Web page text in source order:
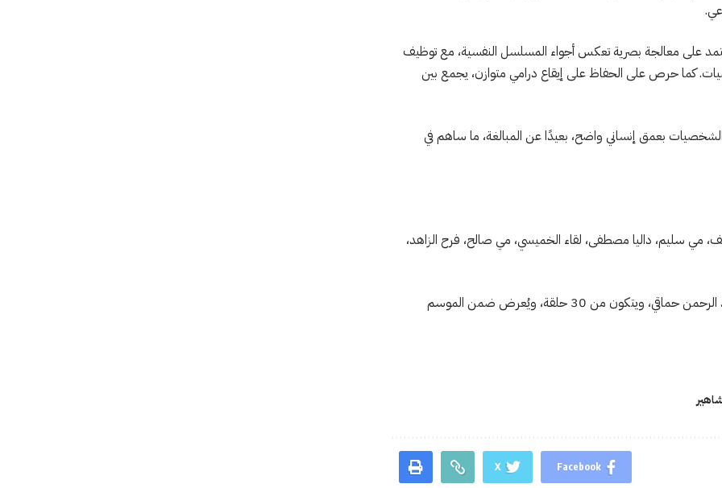
على معالجة بصرية تعكس أجواء المسلسل النفسية، مع توظيف
كما حرص على الحفاظ على إيقاع درامي متوازن، يجمع بين
بعمق إنساني واضح، بعيدًا عن المبالغة، ما ساهم في
مي سليم، داليا مصطفى، لقاء الخميسي، مي صالح، فرح الزاهد،
«روج أسود» من تأليف أيمن سليم، وإخراج محمد عبد الرحمن حماقي، ويتكون من 30 حلقة، ويُعرض ضمن الموسم
Facebook
X